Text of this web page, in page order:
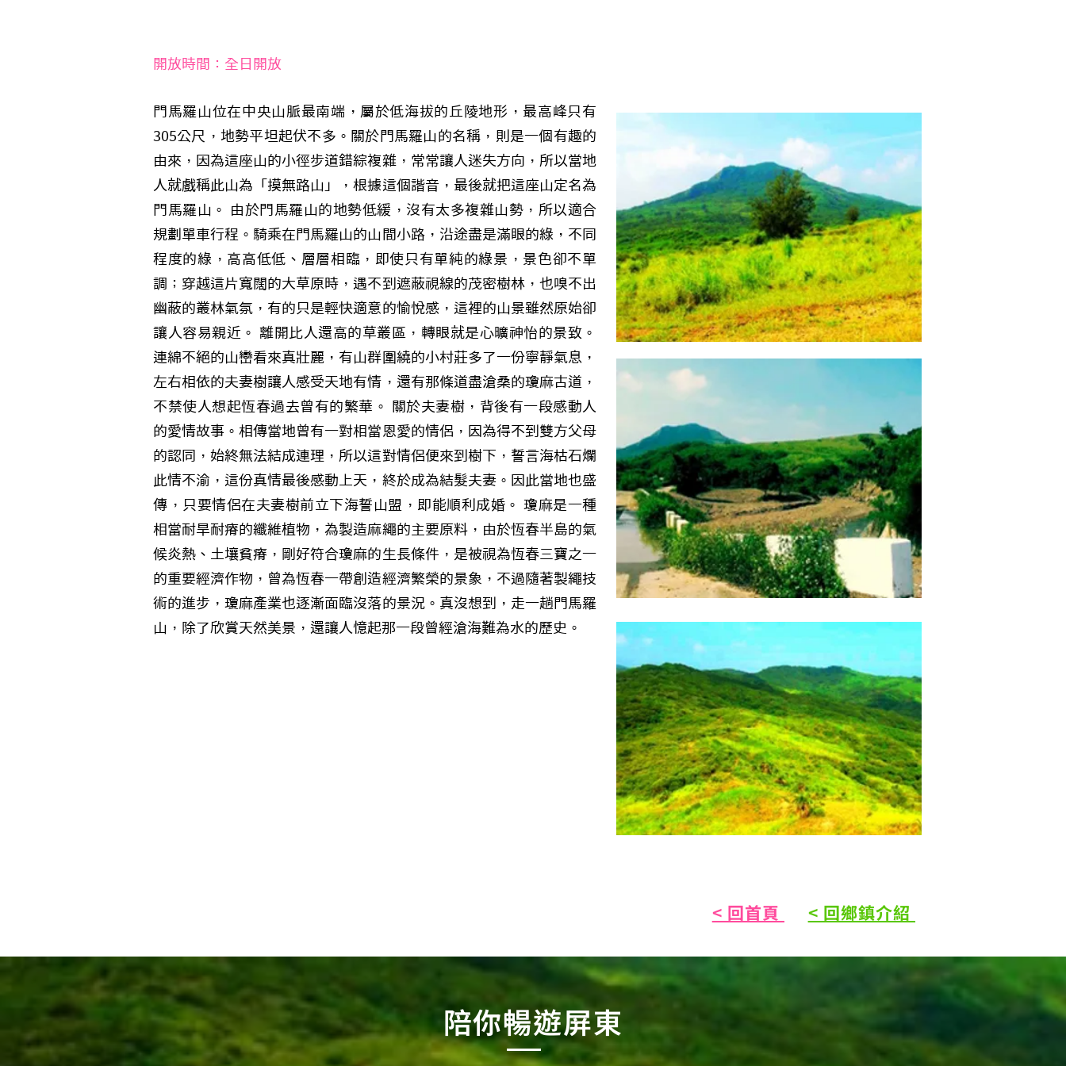
開放時間：全日開放
門馬羅山位在中央山脈最南端，屬於低海拔的丘陵地形，最高峰只有
305公尺，地勢平坦起伏不多。關於門馬羅山的名稱，則是一個有趣的
由來，因為這座山的小徑步道錯綜複雜，常常讓人迷失方向，所以當地
人就戲稱此山為「摸無路山」，根據這個諧音，最後就把這座山定名為
門馬羅山。 由於門馬羅山的地勢低緩，沒有太多複雜山勢，所以適合
規劃單車行程。騎乘在門馬羅山的山間小路，沿途盡是滿眼的綠，不同
程度的綠，高高低低、層層相臨，即使只有單純的綠景，景色卻不單
調；穿越這片寬闊的大草原時，遇不到遮蔽視線的茂密樹林，也嗅不出
幽蔽的叢林氣氛，有的只是輕快適意的愉悅感，這裡的山景雖然原始卻
讓人容易親近。 離開比人還高的草叢區，轉眼就是心曠神怡的景致。
連綿不絕的山巒看來真壯麗，有山群圍繞的小村莊多了一份寧靜氣息，
左右相依的夫妻樹讓人感受天地有情，還有那條道盡滄桑的瓊麻古道，
不禁使人想起恆春過去曾有的繁華。 關於夫妻樹，背後有一段感動人
的愛情故事。相傳當地曾有一對相當恩愛的情侶，因為得不到雙方父母
的認同，始終無法結成連理，所以這對情侶便來到樹下，誓言海枯石爛
此情不渝，這份真情最後感動上天，終於成為結髮夫妻。因此當地也盛
傳，只要情侶在夫妻樹前立下海誓山盟，即能順利成婚。 瓊麻是一種
相當耐旱耐瘠的纖維植物，為製造麻繩的主要原料，由於恆春半島的氣
候炎熱、土壤貧瘠，剛好符合瓊麻的生長條件，是被視為恆春三寶之一
的重要經濟作物，曾為恆春一帶創造經濟繁榮的景象，不過隨著製繩技
術的進步，瓊麻產業也逐漸面臨沒落的景況。真沒想到，走一趟門馬羅
山，除了欣賞天然美景，還讓人憶起那一段曾經滄海難為水的歷史。
陪你暢遊屏東
< 回鄉鎮介紹
< 回首頁